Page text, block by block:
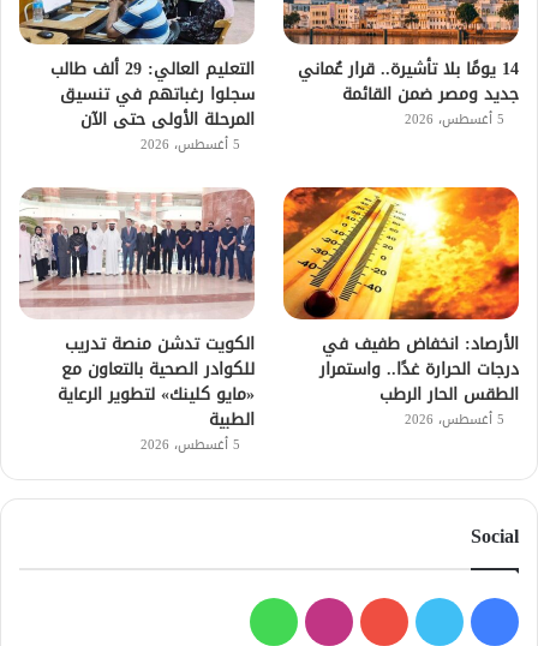
14 يومًا بلا تأشيرة.. قرار عُماني
جديد ومصر ضمن القائمة
5 أغسطس، 2026
التعليم العالي: 29 ألف طالب
سجلوا رغباتهم في تنسيق
المرحلة الأولى حتى الآن
5 أغسطس، 2026
الأرصاد: انخفاض طفيف في
درجات الحرارة غدًا.. واستمرار
الطقس الحار الرطب
5 أغسطس، 2026
الكويت تدشن منصة تدريب
للكوادر الصحية بالتعاون مع
«مايو كلينك» لتطوير الرعاية
الطبية
5 أغسطس، 2026
Social
فيسبوك
تويتر يوتيوبانستقرامواتساب